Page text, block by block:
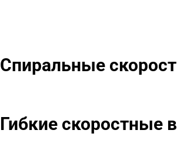
Спиральные
Гибкие скоростные